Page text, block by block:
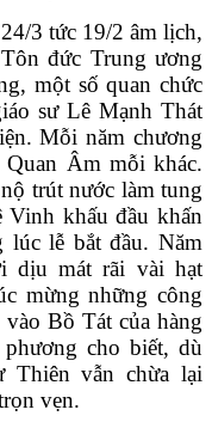
3 tức 19/2 âm lịch,
đức Trung ương
một số quan chức
sư Lê Mạnh Thát
Mỗi năm chương
Âm mỗi khác.
trút nước làm tung
khấu đầu khấn
lúc lễ bắt đầu. Năm
dịu mát rãi vài hạt
mừng những công
Bồ Tát của hàng
cho biết, dù
Thiên vẫn chừa lại
vẹn.